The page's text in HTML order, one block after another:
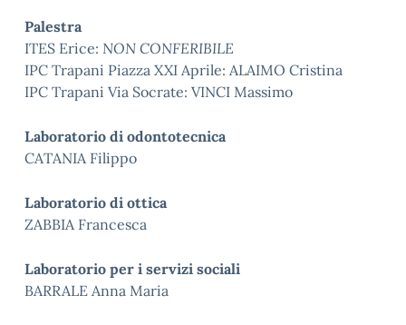
Palestra
ITES Erice: NON CONFERIBILE
IPC Trapani Piazza XXI Aprile: ALAIMO Cristina
IPC Trapani Via Socrate: VINCI Massimo
Laboratorio di odontotecnica
CATANIA Filippo
Laboratorio di ottica
ZABBIA Francesca
Laboratorio per i servizi sociali
BARRALE Anna Maria